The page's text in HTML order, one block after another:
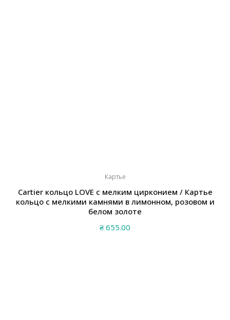
Картье
Cartier кольцо LOVE с мелким цирконием / Картье
кольцо с мелкими камнями в лимонном, розовом и
белом золоте
₴ 655.00